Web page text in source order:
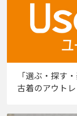
「選ぶ・探す
古着のアウト